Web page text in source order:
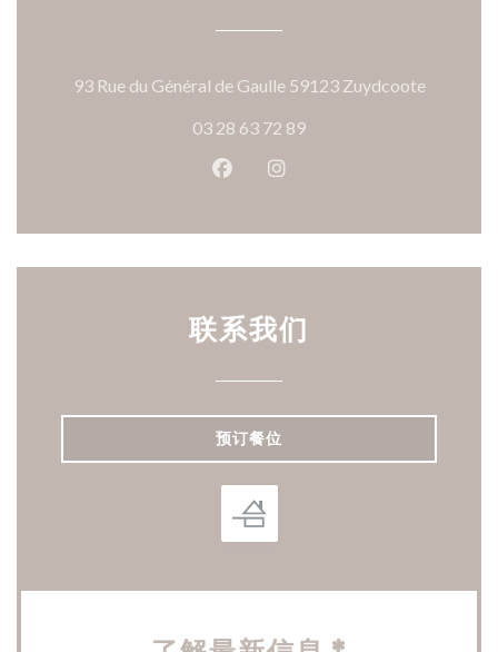
93 Rue du Général de Gaulle 59123 Zuydcoote((在新窗
03 28 63 72 89
Facebook ((在新窗口中打开))
Instagram ((在新窗口中
联系我们
预订餐位